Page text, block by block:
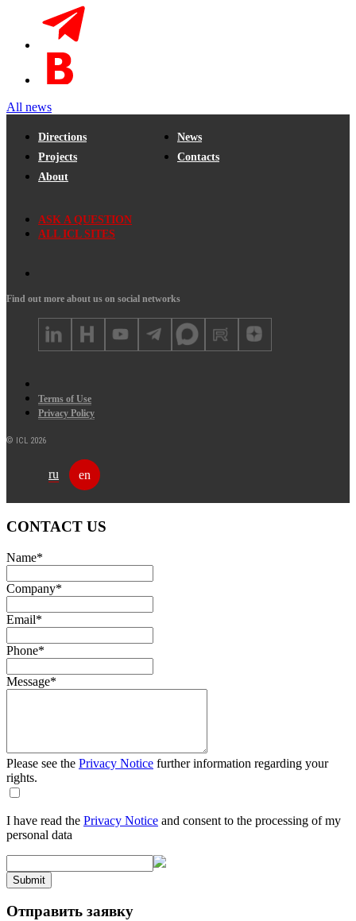
All news
Directions
Projects
About
News
Contacts
ASK A QUESTION
ALL ICL SITES
Find out more about us on social networks
Terms of Use
Privacy Policy
© ICL 2026
ru en
CONTACT US
Name*
Company*
Email*
Phone*
Message*
Please see the Privacy Notice further information regarding your
rights.
I have read the Privacy Notice and consent to the processing of my
personal data
Submit
Отправить заявку